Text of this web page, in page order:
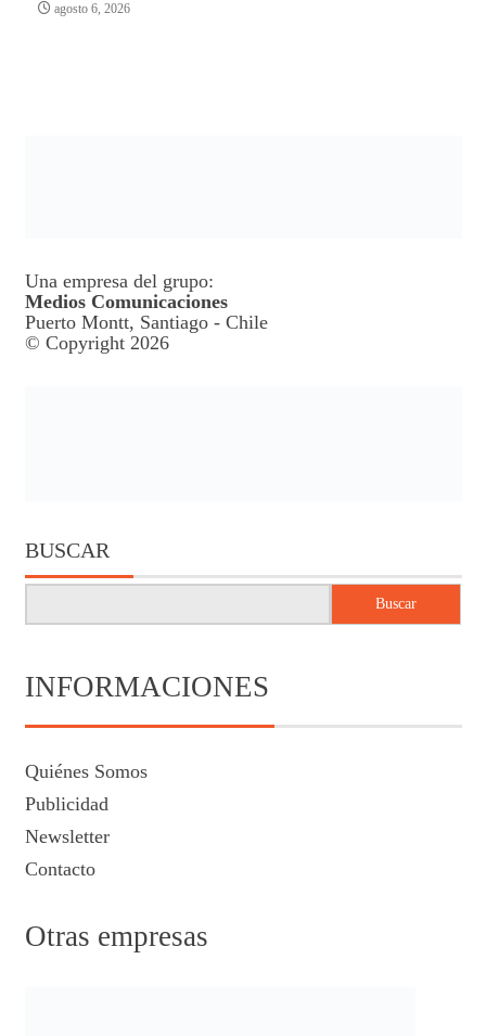
agosto 6, 2026
Una empresa del grupo:
Medios Comunicaciones
Puerto Montt, Santiago - Chile
© Copyright 2026
BUSCAR
Buscar
INFORMACIONES
Quiénes Somos
Publicidad
Newsletter
Contacto
Otras empresas